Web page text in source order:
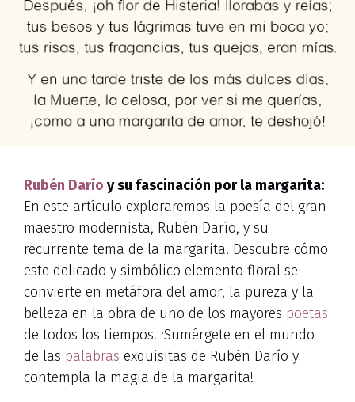
Rubén Darío y su fascinación por la margarita:
En este artículo exploraremos la poesía del gran
maestro modernista, Rubén Darío, y su
recurrente tema de la margarita. Descubre cómo
este delicado y simbólico elemento floral se
convierte en metáfora del amor, la pureza y la
belleza en la obra de uno de los mayores poetas
de todos los tiempos. ¡Sumérgete en el mundo
de las palabras exquisitas de Rubén Darío y
contempla la magia de la margarita!